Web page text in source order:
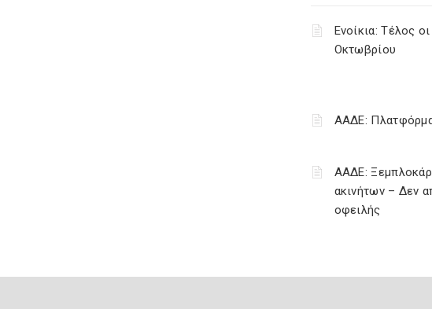
Ενοίκια: Τέλος
Οκτωβρίου
ΑΑΔΕ:
ΑΑΔΕ:
ακινήτων – Δεν
οφειλής